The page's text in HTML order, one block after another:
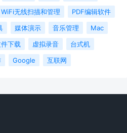
WiFi无线扫描和管理
PDF编辑软件
媒体演示 音乐管理
Mac
下载 虚拟录音
台式机
Google 互联网